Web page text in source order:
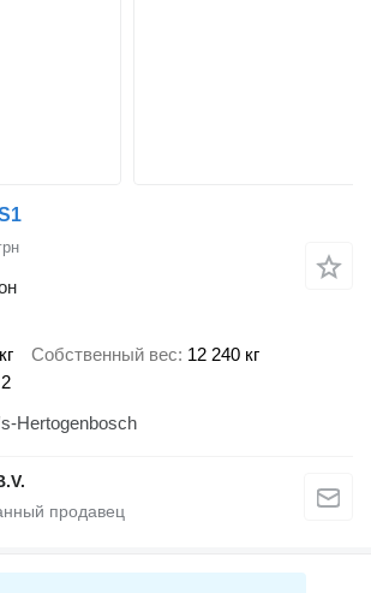
Собственный вес 12 240 кг
2
Hertogenbosch